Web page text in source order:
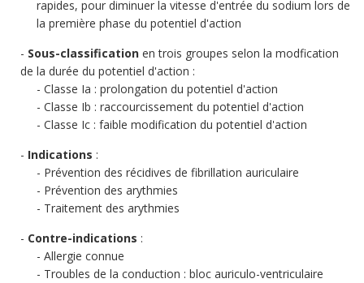
rapides, pour diminuer la vitesse d'entrée du sodium lors de
la première phase du potentiel d'action
Sous-classification en trois groupes selon la modfication
de la durée du potentiel d'action :
Classe Ia : prolongation du potentiel d'action
Classe Ib : raccourcissement du potentiel d'action
Classe Ic : faible modification du potentiel d'action
Indications :
Prévention des récidives de fibrillation auriculaire
Prévention des arythmies
Traitement des arythmies
Contre-indications :
Allergie connue
Troubles de la conduction : bloc auriculo-ventriculaire